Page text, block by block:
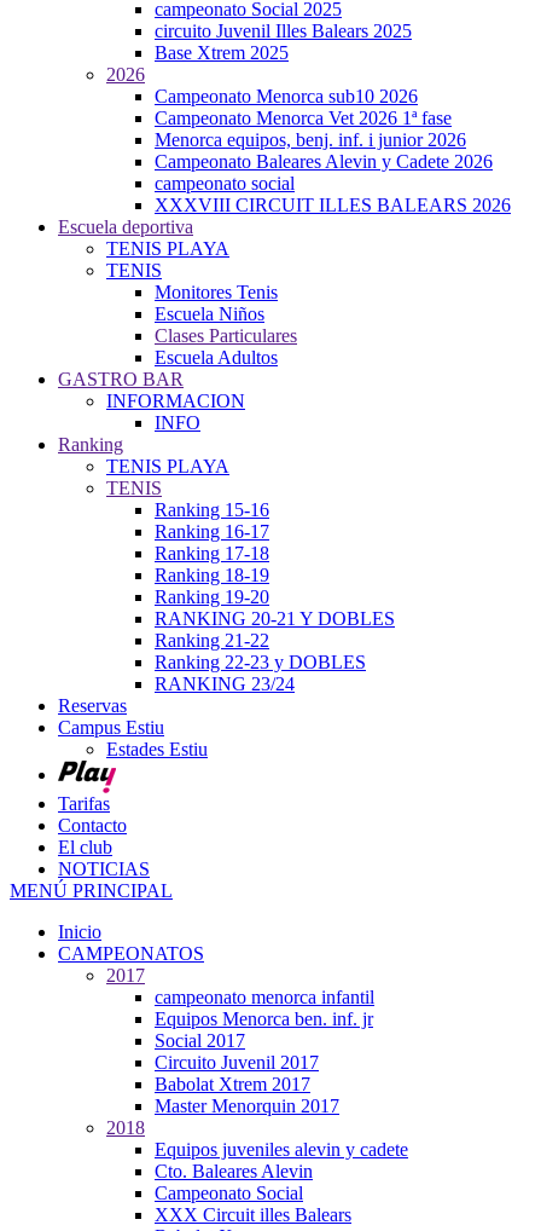
campeonato Social 2025
circuito Juvenil Illes Balears 2025
Base Xtrem 2025
2026
Campeonato Menorca sub10 2026
Campeonato Menorca Vet 2026 1ª fase
Menorca equipos, benj. inf. i junior 2026
Campeonato Baleares Alevin y Cadete 2026
campeonato social
XXXVIII CIRCUIT ILLES BALEARS 2026
Escuela deportiva
TENIS PLAYA
TENIS
Monitores Tenis
Escuela Niños
Clases Particulares
Escuela Adultos
GASTRO BAR
INFORMACION
INFO
Ranking
TENIS PLAYA
TENIS
Ranking 15-16
Ranking 16-17
Ranking 17-18
Ranking 18-19
Ranking 19-20
RANKING 20-21 Y DOBLES
Ranking 21-22
Ranking 22-23 y DOBLES
RANKING 23/24
Reservas
Campus Estiu
Estades Estiu
Tarifas
Contacto
El club
NOTICIAS
MENÚ PRINCIPAL
Inicio
CAMPEONATOS
2017
campeonato menorca infantil
Equipos Menorca ben. inf. jr
Social 2017
Circuito Juvenil 2017
Babolat Xtrem 2017
Master Menorquin 2017
2018
Equipos juveniles alevin y cadete
Cto. Baleares Alevin
Campeonato Social
XXX Circuit illes Balears